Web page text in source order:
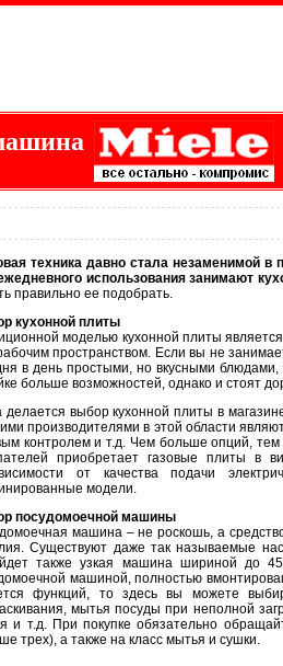
техника давно стала незаменимой в
использования занимают
правильно ее подобрать.
кухонной плиты
моделью кухонной плиты
пространством. Если вы не
в день простыми, но вкусными блюдами,
больше возможностей, однако и стоят
делается выбор кухонной плиты в
производителями в этой области
контролем и т.д. Чем больше опций,
приобретает газовые плиты в
от качества подачи
модели.
посудомоечной машины
машина – не роскошь, а
Существуют даже так называемые
также узкая машина шириной до
машиной, полностью
функций, то здесь вы можете
мытья посуды при неполной
и т.д. При покупке обязательно
трех), а также на класс мытья и сушки.